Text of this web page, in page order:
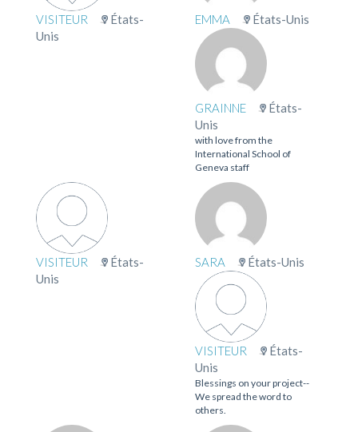
VISITEUR
États-
Unis
EMMA États-Unis
GRAINNE
États-
Unis
with love from the
International School of
Geneva staff
VISITEUR
États-
Unis
SARA États-Unis
VISITEUR
États-
Unis
Blessings on your project--
We spread the word to
others.